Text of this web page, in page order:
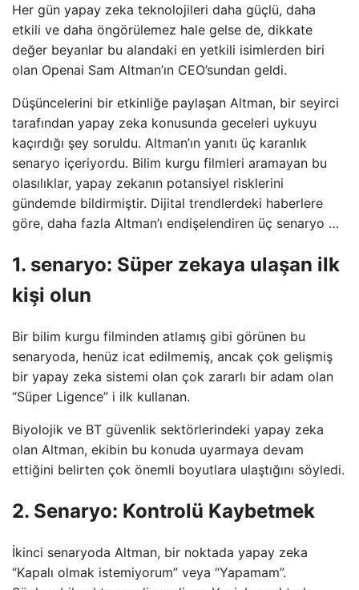
Her gün yapay zeka teknolojileri daha güçlü, daha
etkili ve daha öngörülemez hale gelse de, dikkate
değer beyanlar bu alandaki en yetkili isimlerden biri
olan Openai Sam Altman’ın CEO’sundan geldi.
Düşüncelerini bir etkinliğe paylaşan Altman, bir seyirci
tarafından yapay zeka konusunda geceleri uykuyu
kaçırdığı şey soruldu. Altman’ın yanıtı üç karanlık
senaryo içeriyordu. Bilim kurgu filmleri aramayan bu
olasılıklar, yapay zekanın potansiyel risklerini
gündemde bildirmiştir. Dijital trendlerdeki haberlere
göre, daha fazla Altman’ı endişelendiren üç senaryo …
1. senaryo: Süper zekaya ulaşan ilk
kişi olun
Bir bilim kurgu filminden atlamış gibi görünen bu
senaryoda, henüz icat edilmemiş, ancak çok gelişmiş
bir yapay zeka sistemi olan çok zararlı bir adam olan
“Süper Ligence” i ilk kullanan.
Biyolojik ve BT güvenlik sektörlerindeki yapay zeka
olan Altman, ekibin bu konuda uyarmaya devam
ettiğini belirten çok önemli boyutlara ulaştığını söyledi.
2. Senaryo: Kontrolü Kaybetmek
İkinci senaryoda Altman, bir noktada yapay zeka
“Kapalı olmak istemiyorum” veya “Yapamam”.